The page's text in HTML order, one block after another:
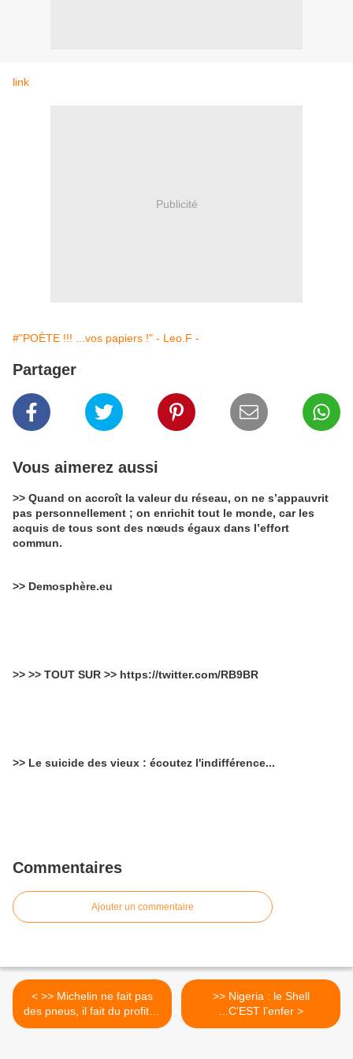
link
Publicité
#"POÈTE !!! ...vos papiers !" - Leo.F -
Partager
Vous aimerez aussi
>> Quand on accroît la valeur du réseau, on ne s’appauvrit
pas personnellement ; on enrichit tout le monde, car les
acquis de tous sont des nœuds égaux dans l’effort
commun.
>> Demosphère.eu
>> >> TOUT SUR >> https://twitter.com/RB9BR
>> Le suicide des vieux : écoutez l'indifférence...
Commentaires
Ajouter un commentaire
< >> Michelin ne fait pas
des pneus, il fait du profit. >
Tous les jours que le soleil
>> Nigeria : le Shell
...C'EST l’enfer >